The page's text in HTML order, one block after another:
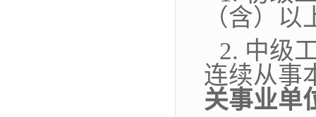
（含）以
2. 中级
连续从事
关事业单